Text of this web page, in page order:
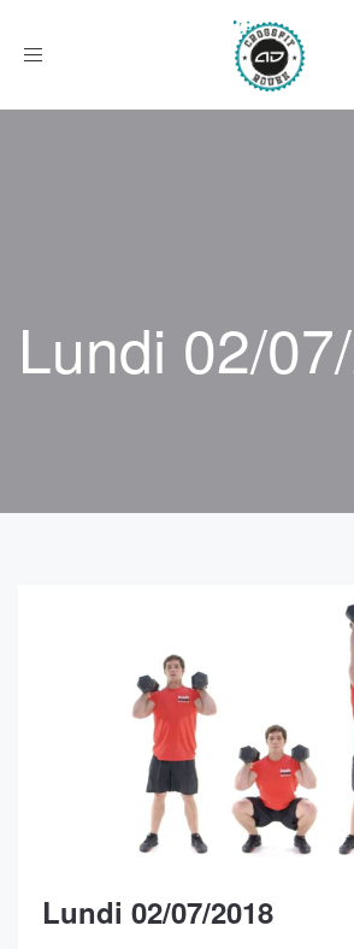
Afficher
Lundi 02/
Lundi 02/07/2018